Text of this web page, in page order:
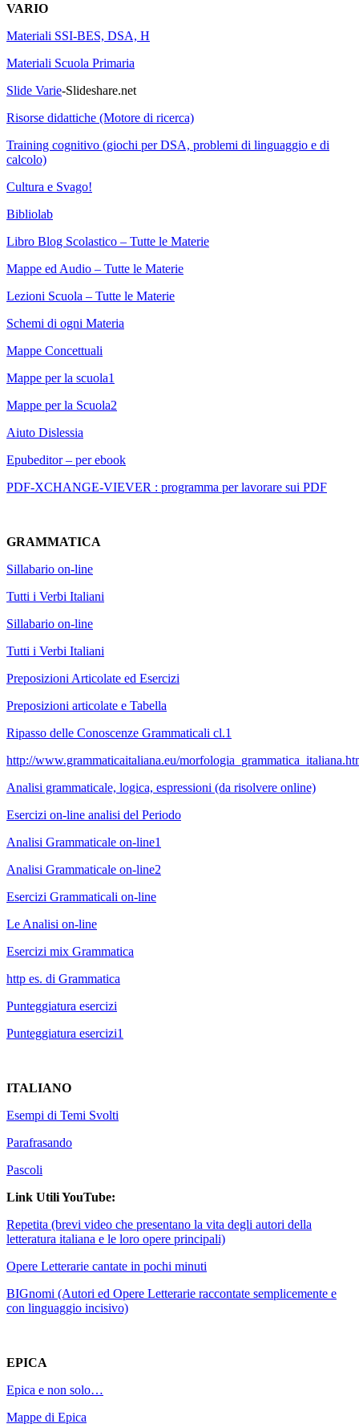
VARIO
Materiali SSI-BES, DSA, H
Materiali Scuola Primaria
Slide Varie-Slideshare.net
Risorse didattiche (Motore di ricerca)
Training cognitivo (giochi per DSA, problemi di linguaggio e di
calcolo)
Cultura e Svago!
Bibliolab
Libro Blog Scolastico – Tutte le Materie
Mappe ed Audio – Tutte le Materie
Lezioni Scuola – Tutte le Materie
Schemi di ogni Materia
Mappe Concettuali
Mappe per la scuola1
Mappe per la Scuola2
Aiuto Dislessia
Epubeditor – per ebook
PDF-XCHANGE-VIEVER : programma per lavorare sui PDF
GRAMMATICA
Sillabario on-line
Tutti i Verbi Italiani
Sillabario on-line
Tutti i Verbi Italiani
Preposizioni Articolate ed Esercizi
Preposizioni articolate e Tabella
Ripasso delle Conoscenze Grammaticali cl.1
http://www.grammaticaitaliana.eu/
Analisi grammaticale, logica, espressioni (da risolvere online)
Esercizi on-line analisi del Periodo
Analisi Grammaticale on-line1
Analisi Grammaticale on-line2
Esercizi Grammaticali on-line
Le Analisi on-line
Esercizi mix Grammatica
http es. di Grammatica
Punteggiatura esercizi
Punteggiatura esercizi1
ITALIANO
Esempi di Temi Svolti
Parafrasando
Pascoli
Link Utili YouTube:
Repetita (brevi video che presentano la vita degli autori della
letteratura italiana e le loro opere principali)
Opere Letterarie cantate in pochi minuti
BIGnomi (Autori ed Opere Letterarie raccontate semplicemente e
con linguaggio incisivo)
EPICA
Epica e non solo…
Mappe di Epica